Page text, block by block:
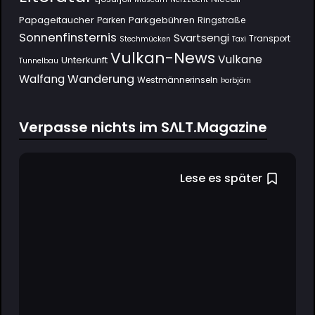
Papageitaucher Parken Parkgebühren Ringstraße
Sonnenfinsternis Stechmücken Svartsengi Taxi Transport
Tunnelbau Unterkunft Vulkan-News Vulkane
Walfang Wanderung Westmännerinseln Þorbjörn
Verpasse nichts im SΛLT.Magazine
Lese es später